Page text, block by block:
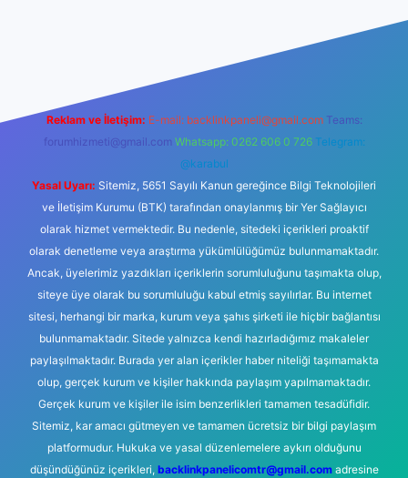
Reklam ve İletişim: E-mail: backlinkpaneli@gmail.com Teams:
forumhizmeti@gmail.com Whatsapp: 0262 606 0 726 Telegram:
@karabul
Yasal Uyarı: Sitemiz, 5651 Sayılı Kanun gereğince Bilgi Teknolojileri
ve İletişim Kurumu (BTK) tarafından onaylanmış bir Yer Sağlayıcı
olarak hizmet vermektedir. Bu nedenle, sitedeki içerikleri proaktif
olarak denetleme veya araştırma yükümlülüğümüz bulunmamaktadır.
Ancak, üyelerimiz yazdıkları içeriklerin sorumluluğunu taşımakta olup,
siteye üye olarak bu sorumluluğu kabul etmiş sayılırlar. Bu internet
sitesi, herhangi bir marka, kurum veya şahıs şirketi ile hiçbir bağlantısı
bulunmamaktadır. Sitede yalnızca kendi hazırladığımız makaleler
paylaşılmaktadır. Burada yer alan içerikler haber niteliği taşımamakta
olup, gerçek kurum ve kişiler hakkında paylaşım yapılmamaktadır.
Gerçek kurum ve kişiler ile isim benzerlikleri tamamen tesadüfidir.
Sitemiz, kar amacı gütmeyen ve tamamen ücretsiz bir bilgi paylaşım
platformudur. Hukuka ve yasal düzenlemelere aykırı olduğunu
düşündüğünüz içerikleri, backlinkpanelicomtr@gmail.comadresine